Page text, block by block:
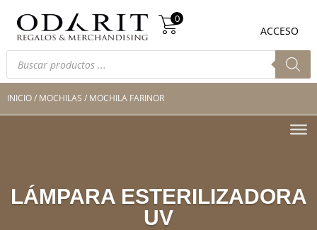
Búsqueda
de
productos
0
ACCESO
0
Búsqueda
productos
INICIO/ MOCHILAS / MOCHILA FARINOR
LÁMPARA ESTERILIZADORA
UV